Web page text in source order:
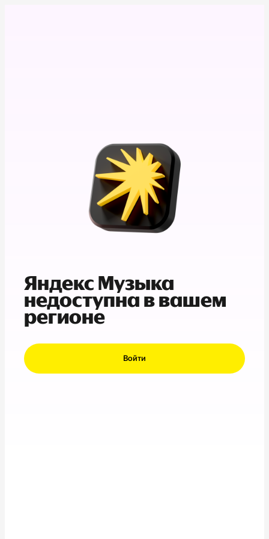
Яндекс Музыка
недоступна в вашем
регионе
Войти